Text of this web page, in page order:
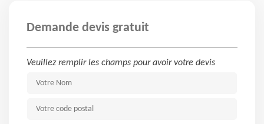
Demande devis gratuit
Veuillez remplir les champs pour avoir votre devis